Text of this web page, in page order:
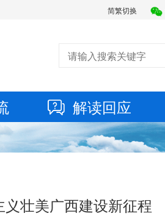
简繁切换
解读回应
壮美广西建设新征程